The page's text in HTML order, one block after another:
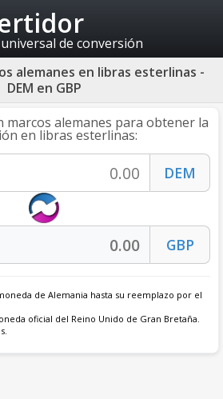
de conversión
alemanes en libras esterlinas -
DEM en GBP
marcos alemanes para obtener la
en libras esterlinas:
de Alemania hasta su reemplazo por el
oficial del Reino Unido de Gran Bretaña.